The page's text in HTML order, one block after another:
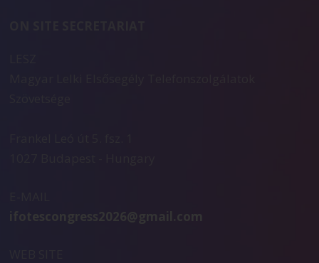
ifotescongress2026@gmail.com